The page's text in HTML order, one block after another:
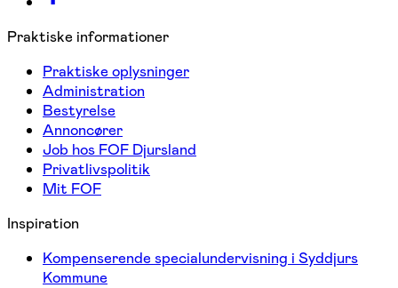
Praktiske informationer
Praktiske oplysninger
Administration
Bestyrelse
Annoncører
Job hos FOF Djursland
Privatlivspolitik
Mit FOF
Inspiration
Kompenserende specialundervisning i Syddjurs
Kommune